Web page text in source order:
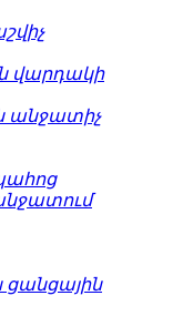
վարդակի
անջատիչ
ցանցային